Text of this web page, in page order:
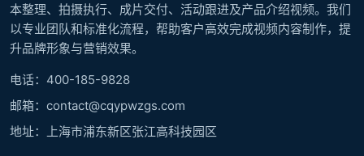
本整理、拍摄执行、成片交付、活动跟进及产品介绍视频。我们
以专业团队和标准化流程，帮助客户高效完成视频内容制作，提
升品牌形象与营销效果。
电话：400-185-9828
邮箱：contact@cqypwzgs.com
地址：上海市浦东新区张江高科技园区